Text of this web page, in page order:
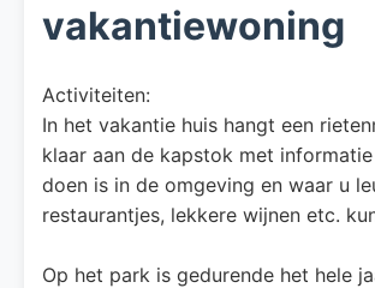
vakantiewoning
Activiteiten:
In het vakantie huis hangt een
klaar aan de kapstok met
doen is in de omgeving en waar u
restaurantjes, lekkere wijnen etc.
Op het park is gedurende het hele